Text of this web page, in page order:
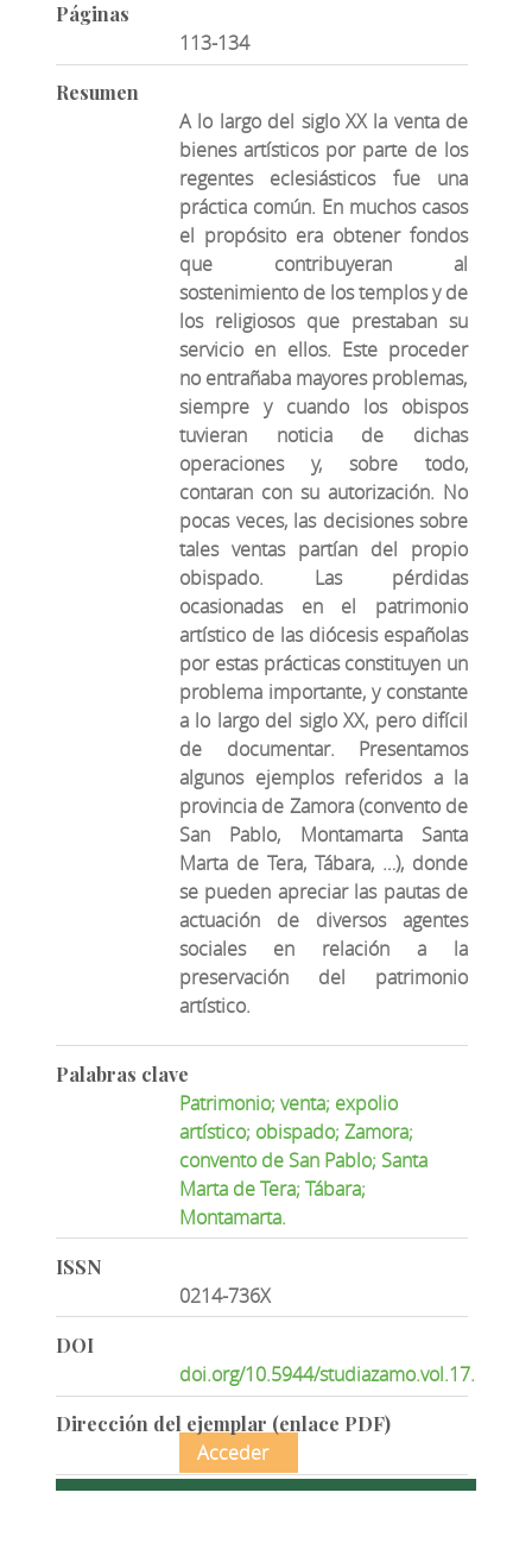
Páginas
113-134
Resumen
A lo largo del siglo XX la venta de
bienes artísticos por parte de los
regentes eclesiásticos fue una
práctica común. En muchos casos
el propósito era obtener fondos
que contribuyeran al
sostenimiento de los templos y de
los religiosos que prestaban su
servicio en ellos. Este proceder
no entrañaba mayores problemas,
siempre y cuando los obispos
tuvieran noticia de dichas
operaciones y, sobre todo,
contaran con su autorización. No
pocas veces, las decisiones sobre
tales ventas partían del propio
obispado. Las pérdidas
ocasionadas en el patrimonio
artístico de las diócesis españolas
por estas prácticas constituyen un
problema importante, y constante
a lo largo del siglo XX, pero difícil
de documentar. Presentamos
algunos ejemplos referidos a la
provincia de Zamora (convento de
San Pablo, Montamarta Santa
Marta de Tera, Tábara, …), donde
se pueden apreciar las pautas de
actuación de diversos agentes
sociales en relación a la
preservación del patrimonio
artístico.
Palabras clave
Patrimonio; venta; expolio
artístico; obispado; Zamora;
convento de San Pablo; Santa
Marta de Tera; Tábara;
Montamarta.
ISSN
0214-736X
DOI
doi.org/10.5944/
Dirección del ejemplar (enlace PDF)
Acceder